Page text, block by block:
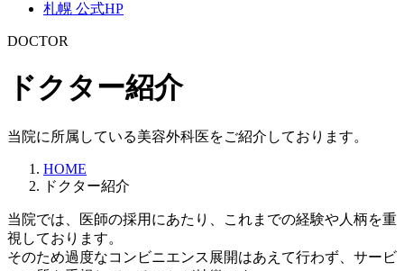
札幌 公式HP
DOCTOR
ドクター紹介
当院に所属している美容外科医をご紹介しております。
HOME
ドクター紹介
当院では、医師の採用にあたり、
これまでの経験や人柄を重
視 しております。
そのため過度なコンビニエンス展開はあえて行わず、 サービ